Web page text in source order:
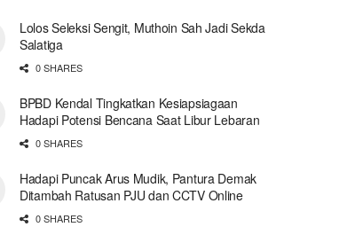
Lolos Seleksi Sengit, Muthoin Sah Jadi Sekda
Salatiga
0 SHARES
BPBD Kendal Tingkatkan Kesiapsiagaan
Hadapi Potensi Bencana Saat Libur Lebaran
0 SHARES
Hadapi Puncak Arus Mudik, Pantura Demak
Ditambah Ratusan PJU dan CCTV Online
0 SHARES